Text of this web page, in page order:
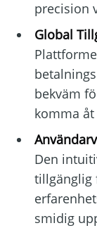
precision
Global
bekväm
komma åt
Den
tillgänglig
smidig